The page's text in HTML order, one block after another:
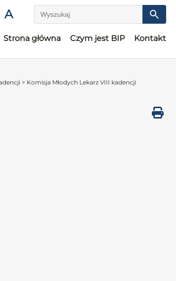
A Wyszukaj
Strona główna Czym jest BIP Kontakt
> Komisja Młodych Lekarz VIII kadencji